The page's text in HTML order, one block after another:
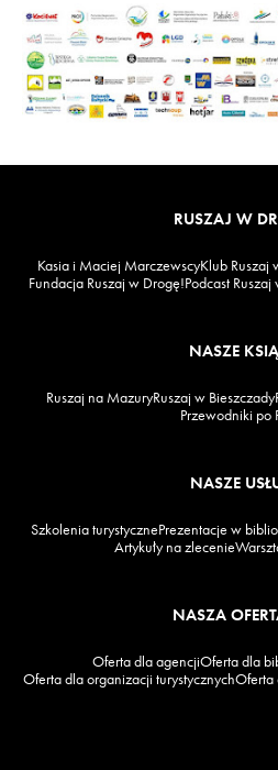
RUSZAJ W
Kasia i Maciej MarczewscyKlub Ruszaj
Fundacja Ruszaj w Drogę!Podcast
NASZE
Ruszaj na MazuryRuszaj w Bieszczady
Przewodniki po
NASZE
Szkolenia turystycznePrezentacje w
Artykuły na zlecenie
NASZA
Oferta dla agencjiOferta dla
Oferta dla organizacji turystycznychOferta